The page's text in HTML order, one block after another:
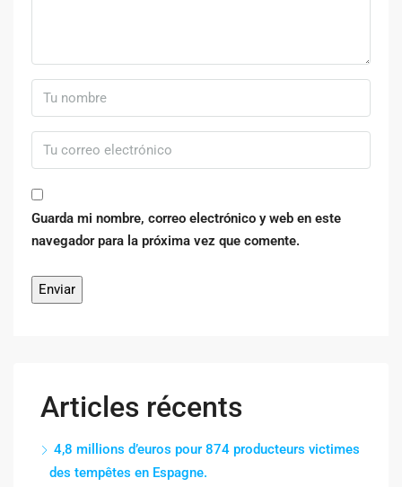
Guarda mi nombre, correo electrónico y web en este
navegador para la próxima vez que comente.
Articles récents
4,8 millions d’euros pour 874 producteurs victimes
des tempêtes en Espagne.